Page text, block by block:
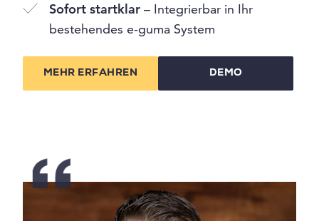
Sofort startklar – Integrierbar in Ihr
bestehendes e-guma System
MEHR ERFAHREN DEMO